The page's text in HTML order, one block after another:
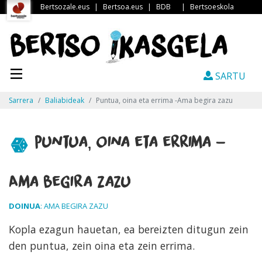
Bertsozale.eus | Bertsoa.eus | BDB | Bertsoeskola
SARTU
Sarrera Baliabideak Puntua, oina eta errima -Ama begira zazu
Puntua, oina eta errima -
Ama begira zazu
DOINUA: AMA BEGIRA ZAZU
Kopla ezagun hauetan, ea bereizten ditugun zein
den puntua, zein oina eta zein errima.